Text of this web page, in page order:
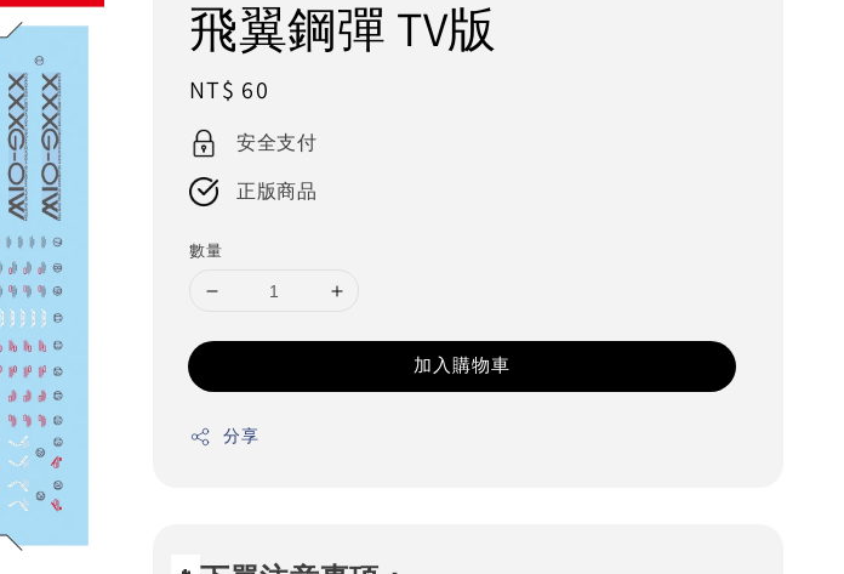
飛翼鋼彈 TV版
Regular
price
NT$ 60
安全支付
正版商品
數量
加入購物車
分享